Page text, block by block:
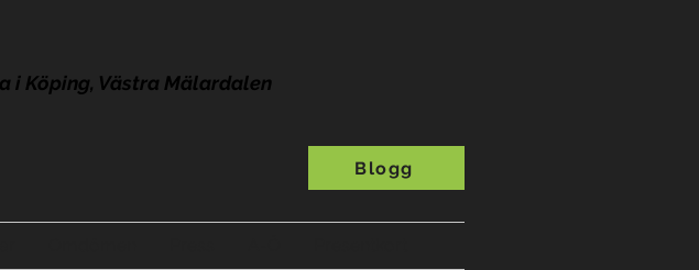
i Köping, Västra Mälardalen
Blogg